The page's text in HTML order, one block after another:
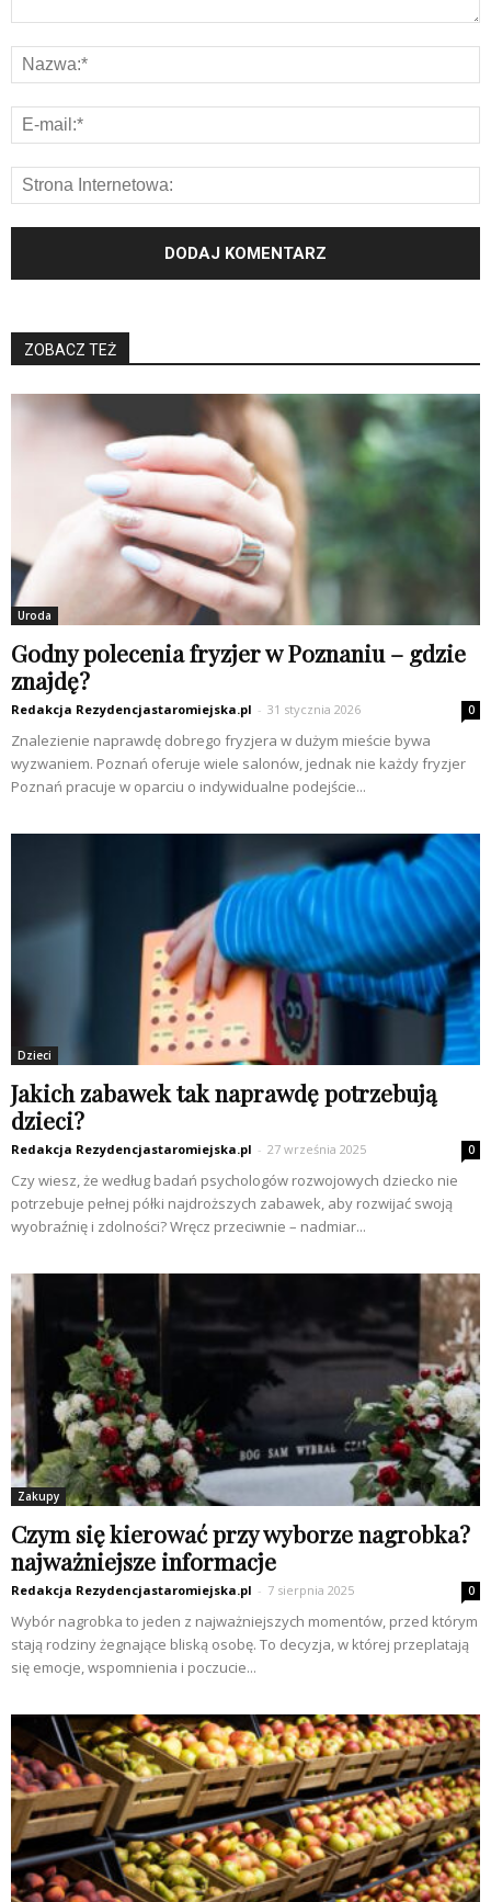
ZOBACZ TEŻ
Uroda
Godny polecenia fryzjer w Poznaniu – gdzie
znajdę?
Redakcja Rezydencjastaromiejska.pl - 31 stycznia 2026 0
Znalezienie naprawdę dobrego fryzjera w dużym mieście bywa
wyzwaniem. Poznań oferuje wiele salonów, jednak nie każdy fryzjer
Poznań pracuje w oparciu o indywidualne podejście...
Dzieci
Jakich zabawek tak naprawdę potrzebują
dzieci?
Redakcja Rezydencjastaromiejska.pl - 27 września 2025 0
Czy wiesz, że według badań psychologów rozwojowych dziecko nie
potrzebuje pełnej półki najdroższych zabawek, aby rozwijać swoją
wyobraźnię i zdolności? Wręcz przeciwnie – nadmiar...
Zakupy
Czym się kierować przy wyborze nagrobka?
najważniejsze informacje
Redakcja Rezydencjastaromiejska.pl - 7 sierpnia 2025 0
Wybór nagrobka to jeden z najważniejszych momentów, przed którym
stają rodziny żegnające bliską osobę. To decyzja, w której przeplatają
się emocje, wspomnienia i poczucie...